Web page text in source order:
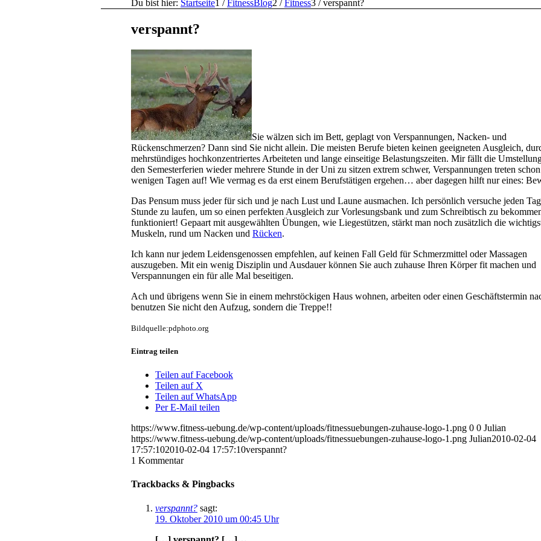
Du bist hier: Startseite1 / FitnessBlog2 / Fitness3 / verspannt?
verspannt?
Sie wälzen sich im Bett, geplagt von Verspannungen, Nacken- und
Rückenschmerzen? Dann sind Sie nicht allein. Die meisten Berufe bieten keinen geeigneten Ausgleich,
mehrstündiges hochkonzentriertes Arbeiteten und lange einseitige Belastungszeiten. Mir fällt die
den Semesterferien wieder mehrere Stunde in der Uni zu sitzen extrem schwer, Verspannungen treten
wenigen Tagen auf! Wie vermag es da erst einem Berufstätigen ergehen… aber dagegen hilft nur eines:
Das Pensum muss jeder für sich und je nach Lust und Laune ausmachen. Ich persönlich versuche jeden
Stunde zu laufen, um so einen perfekten Ausgleich zur Vorlesungsbank und zum Schreibtisch zu
funktioniert! Gepaart mit ausgewählten Übungen, wie Liegestützen, stärkt man noch zusätzlich die
Muskeln, rund um Nacken und Rücken.
Ich kann nur jedem Leidensgenossen empfehlen, auf keinen Fall Geld für Schmerzmittel oder Massagen
auszugeben. Mit ein wenig Disziplin und Ausdauer können Sie auch zuhause Ihren Körper fit machen und
Verspannungen ein für alle Mal beseitigen.
Ach und übrigens wenn Sie in einem mehrstöckigen Haus wohnen, arbeiten oder einen Geschäftstermin
benutzen Sie nicht den Aufzug, sondern die Treppe!!
Bildquelle:pdphoto.org
Eintrag teilen
Teilen auf Facebook
Teilen auf X
Teilen auf WhatsApp
Per E-Mail teilen
https://www.fitness-uebung.de/wp-content/uploads/fitnessuebungen-zuhause-logo-1.png 0 0 Julian
https://www.fitness-uebung.de/wp-content/uploads/fitnessuebungen-zuhause-logo-1.png Julian2010-02-04
17:57:102010-02-04 17:57:10verspannt?
1 Kommentar
Trackbacks & Pingbacks
verspannt? sagt:
19. Oktober 2010 um 00:45 Uhr